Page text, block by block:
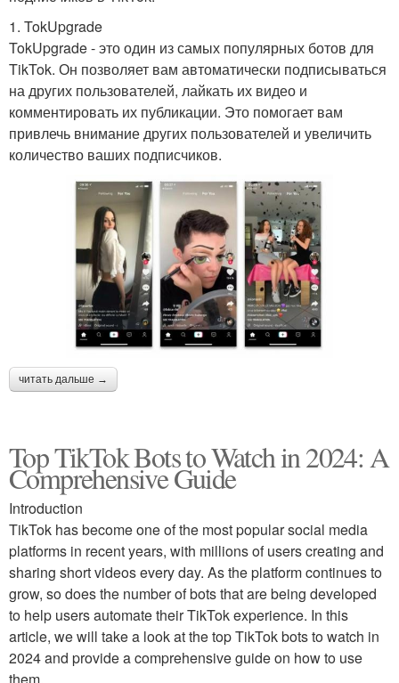
1. TokUpgrade
TokUpgrade - это один из самых популярных ботов для
TikTok. Он позволяет вам автоматически подписываться
на других пользователей, лайкать их видео и
комментировать их публикации. Это помогает вам
привлечь внимание других пользователей и увеличить
количество ваших подписчиков.
читать дальше →
Top TikTok Bots to Watch in 2024: A
Comprehensive Guide
Introduction
TikTok has become one of the most popular social media
platforms in recent years, with millions of users creating and
sharing short videos every day. As the platform continues to
grow, so does the number of bots that are being developed
to help users automate their TikTok experience. In this
article, we will take a look at the top TikTok bots to watch in
2024 and provide a comprehensive guide on how to use